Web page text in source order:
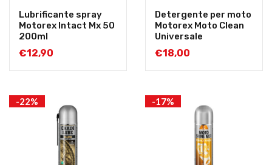
Lubrificante spray
Motorex Intact Mx 50
200ml
€12,90
Detergente per moto
Motorex Moto Clean
Universale
€18,00
-22% -17%